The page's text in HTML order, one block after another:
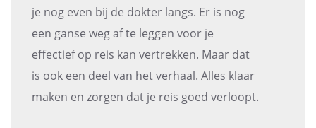
je nog even bij de dokter langs. Er is nog
een ganse weg af te leggen voor je
effectief op reis kan vertrekken. Maar dat
is ook een deel van het verhaal. Alles klaar
maken en zorgen dat je reis goed verloopt.